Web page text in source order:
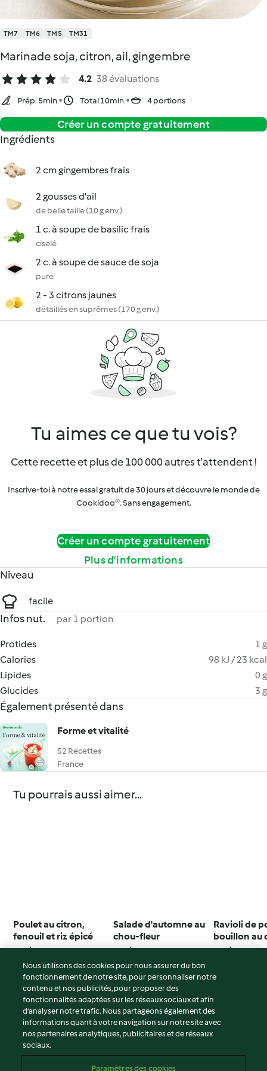
TM7 TM6 TM5 TM31
Marinade soja, citron, ail, gingembre
4.2 38 évaluations
Prép. 5min Total 10min 4 portions
Créer un compte gratuitement
Ingrédients
2 cm gingembres frais
2 gousses d'ail
de belle taille (10 g env.)
1 c. à soupe de basilic frais
ciselé
2 c. à soupe de sauce de soja
pure
2 - 3 citrons jaunes
détaillés en suprêmes (170 g env.)
Tu aimes ce que tu vois?
Cette recette et plus de 100 000 autres t'attendent !
Inscrive-toi à notre essai gratuit de 30 jours et découvre le monde de
Cookidoo®. Sans engagement.
Créer un compte gratuitement
Plus d’informations
Niveau
facile
Infos nut. par 1 portion
Protides
1 g
Calories
98 kJ / 23 kcal
Lipides
0 g
Glucides
3 g
Également présenté dans
Forme et vitalité
52 Recettes
France
Tu pourrais aussi aimer...
Poulet au citron,
fenouil et riz épicé
3.3 (53)
Salade d'automne au
chou-fleur
3.4 (28)
Ravioli de
bouillon au
3.8 (58)
© Copyright 2026
Conditions d'utilisation
Politique de confidentialité
Nous utilisons des cookies pour nous assurer du bon
fonctionnement de notre site, pour personnaliser notre
contenu et nos publicités, pour proposer des
fonctionnalités adaptées sur les réseaux sociaux et afin
d’analyser notre trafic. Nous partageons également des
informations quant à votre navigation sur notre site avec
nos partenaires analytiques, publicitaires et de réseaux
sociaux.
Paramètres des cookies